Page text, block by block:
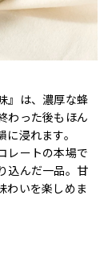
』は、濃厚な蜂
わった後もほん
浸れます。
レートの本場で
込んだ一品。甘
わいを楽しめま